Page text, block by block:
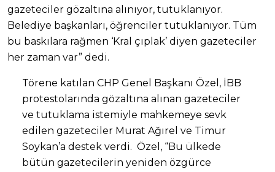
gazeteciler gözaltına alınıyor, tutuklanıyor.
Belediye başkanları, öğrenciler tutuklanıyor. Tüm
bu baskılara rağmen ‘Kral çıplak’ diyen gazeteciler
her zaman var” dedi.
Törene katılan CHP Genel Başkanı Özel, İBB
protestolarında gözaltına alınan gazeteciler
ve tutuklama istemiyle mahkemeye sevk
edilen gazeteciler Murat Ağırel ve Timur
Soykan’a destek verdi. Özel, “Bu ülkede
bütün gazetecilerin yeniden özgürce